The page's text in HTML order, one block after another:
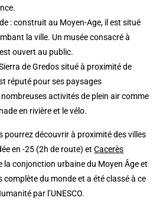
: construit au Moyen-Age, il est situé
la ville. Un musée consacré à
ouvert au public.
de Gredos situé à proximité de
réputé pour ses paysages
activités de plein air comme
en rivière et le vélo.
pourrez découvrir à proximité des villes
en -25 (2h de route) etCacerès
la conjonction urbaine du Moyen Âge et
complète du monde et a été classé à ce
par l’UNESCO.